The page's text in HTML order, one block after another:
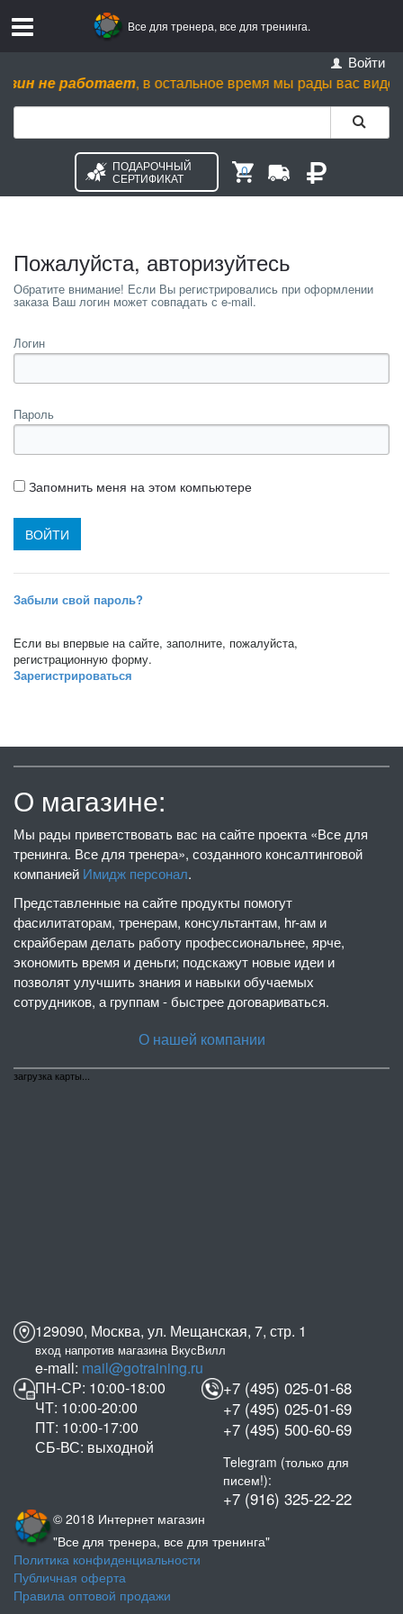
Все для тренера, все для тренинга.
Войти
не работает, в остальное время мы рады вас видеть
ПОДАРОЧНЫЙ
СЕРТИФИКАТ
0
Пожалуйста, авторизуйтесь
Логин
Пароль
Запомнить меня на этом компьютере
Забыли свой пароль?
Если вы впервые на сайте, заполните, пожалуйста,
регистрационную форму.
Зарегистрироваться
загрузка карты...
О магазине:
Мы рады приветствовать вас на сайте проекта «Все для
тренинга. Все для тренера», созданного консалтинговой
компанией Имидж персонал.
Представленные на сайте продукты помогут
фасилитаторам, тренерам, консультантам, hr-ам и
скрайберам делать работу профессиональнее, ярче,
экономить время и деньги; подскажут новые идеи и
позволят улучшить знания и навыки обучаемых
сотрудников, а группам - быстрее договариваться.
О нашей компании
129090, Москва, ул. Мещанская, 7, стр. 1
вход напротив магазина ВкусВилл
e-mail: mail@gotraining.ru
ПН-СР: 10:00-18:00
ЧТ: 10:00-20:00
ПТ: 10:00-17:00
СБ-ВС: выходной
+7 (495) 025-01-68
+7 (495) 025-01-69
+7 (495) 500-60-69
Telegram (только для
писем!):
+7 (916) 325-22-22
© 2018 Интернет магазин
"Все для тренера, все для тренинга"
Политика конфиденциальности
Публичная оферта
Правила оптовой продажи